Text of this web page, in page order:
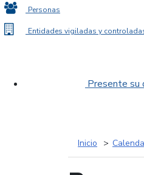
Personas
Entidades vigiladas y
Presente su
Inicio